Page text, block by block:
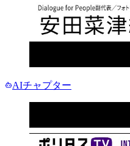
AIチャプター